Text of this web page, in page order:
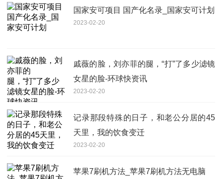
国家安可项目 国产化名录_国家安可计划
2023-02-20
戚薇的脸，刘亦菲的腿，“打”了多少滤镜
女星的脸-环球快资讯
2023-02-20
记录那段特殊的日子，和老公分居的45
天里，我的饮食变迁
2023-02-20
苹果7刷机方法_苹果7刷机方法无电脑